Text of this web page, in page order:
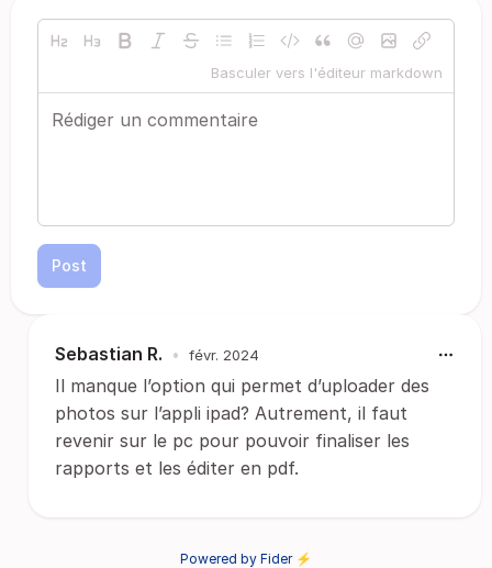
Basculer vers l'éditeur markdown
Post
Sebastian R. • févr. 2024
Il manque l’option qui permet d’uploader des
photos sur l’appli ipad? Autrement, il faut
revenir sur le pc pour pouvoir finaliser les
rapports et les éditer en pdf.
Powered by Fider ⚡